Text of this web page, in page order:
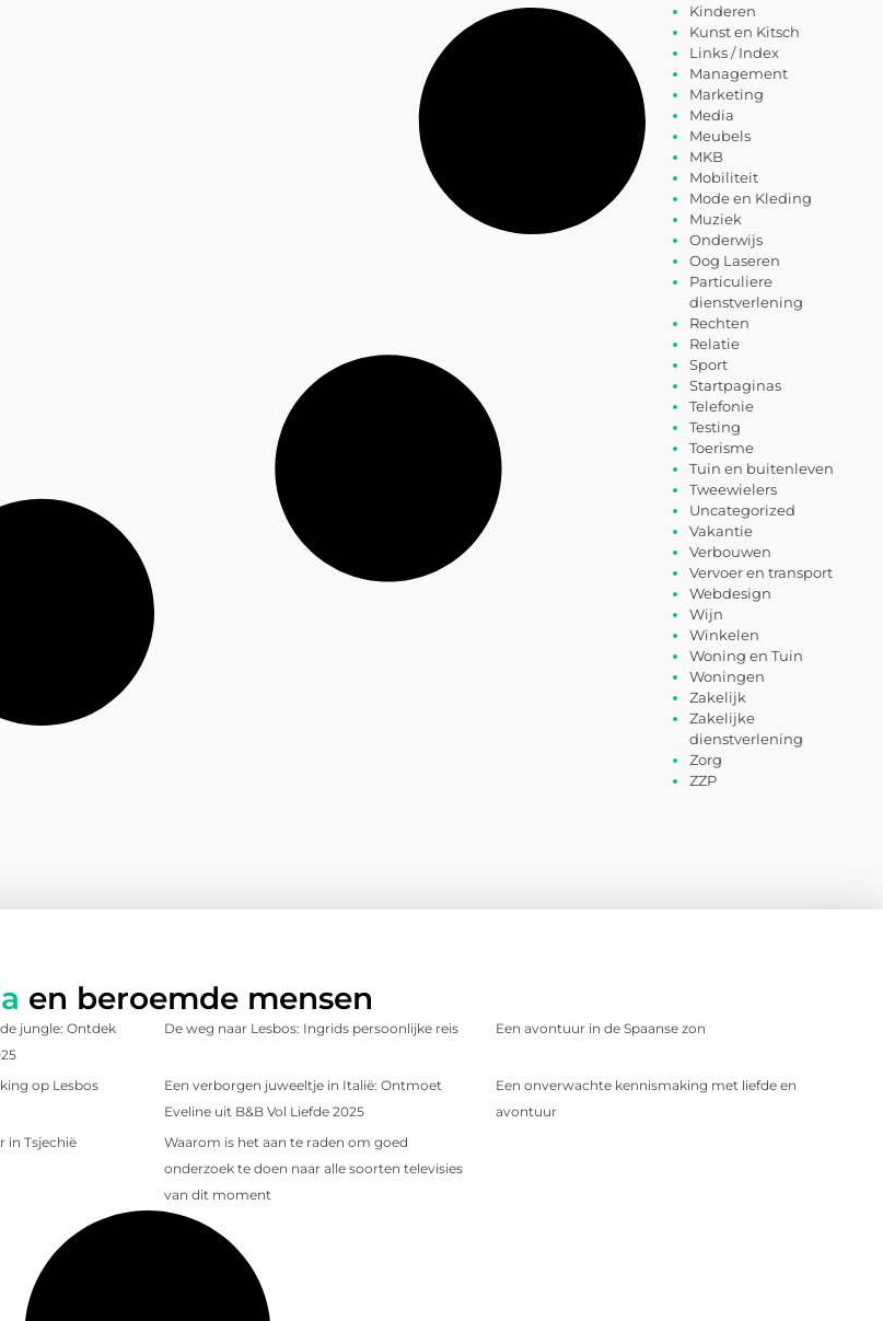
Kinderen
Kunst en Kitsch
Links / Index
Management
Marketing
Media
Meubels
MKB
Mobiliteit
Mode en Kleding
Muziek
Onderwijs
Oog Laseren
Particuliere
dienstverlening
Rechten
Relatie
Sport
Startpaginas
Telefonie
Testing
Toerisme
Tuin en buitenleven
Tweewielers
Uncategorized
Vakantie
Verbouwen
Vervoer en transport
Webdesign
Wijn
Winkelen
Woning en Tuin
Woningen
Zakelijk
Zakelijke
dienstverlening
Zorg
ZZP
en beroemde mensen
jungle: Ontdek
De weg naar Lesbos: Ingrids persoonlijke reis Een avontuur in de Spaanse zon
op Lesbos
Een verborgen juweeltje in Italië: Ontmoet
Eveline uit B&B Vol Liefde 2025
Een onverwachte kennismaking met liefde en
avontuur
in Tsjechië
Waarom is het aan te raden om goed
onderzoek te doen naar alle soorten televisies
van dit moment